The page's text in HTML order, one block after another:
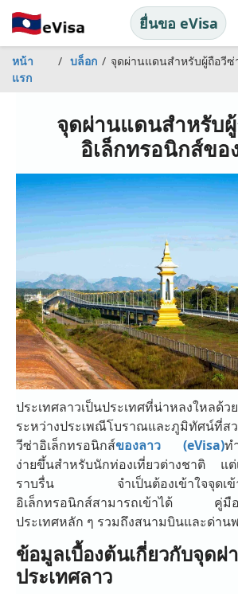
ยื่นขอ eVisa
หน้า
แรก
บล็อก จุดผ่านแดนสำหรับผู้ถือวีซ่า
จุดผ่านแดนสำหรับ
อิเล็กทรอนิกส์ขอ
ประเทศลาวเป็นประเทศที่น่าหลงใหลด้ว
ระหว่างประเพณีโบราณและภูมิทัศน์ที่ส
วีซ่าอิเล็กทรอนิกส์ของลาว (eVisa)ท
ง่ายขึ้นสำหรับนักท่องเที่ยวต่างชาติ แต่
ราบรื่น จำเป็นต้องเข้าใจจุดเข้า
อิเล็กทรอนิกส์สามารถเข้าได้ คู่มือ
ประเทศหลัก ๆ รวมถึงสนามบินและด่าน
ข้อมูลเบื้องต้นเกี่ยวกับจุดผ่
ประเทศลาว